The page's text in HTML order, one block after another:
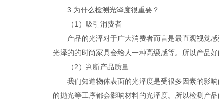
3.为什么检测光泽度很重要？
（1）吸引消费者
产品的光泽对于广大消费者而言是最直观视觉感
光泽的的时尚家具会给人一种高级感等。所以产品
（2）判断产品质量
我们知道物体表面的光泽度是受很多因素的影响
的抛光等工序都会影响材料的光泽度。所以检测产